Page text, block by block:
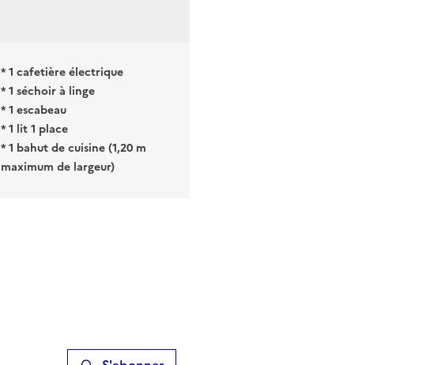
* 1 cafetière électrique
* 1 séchoir à linge
* 1 escabeau
* 1 lit 1 place
* 1 bahut de cuisine (1,20 m
maximum de largeur)